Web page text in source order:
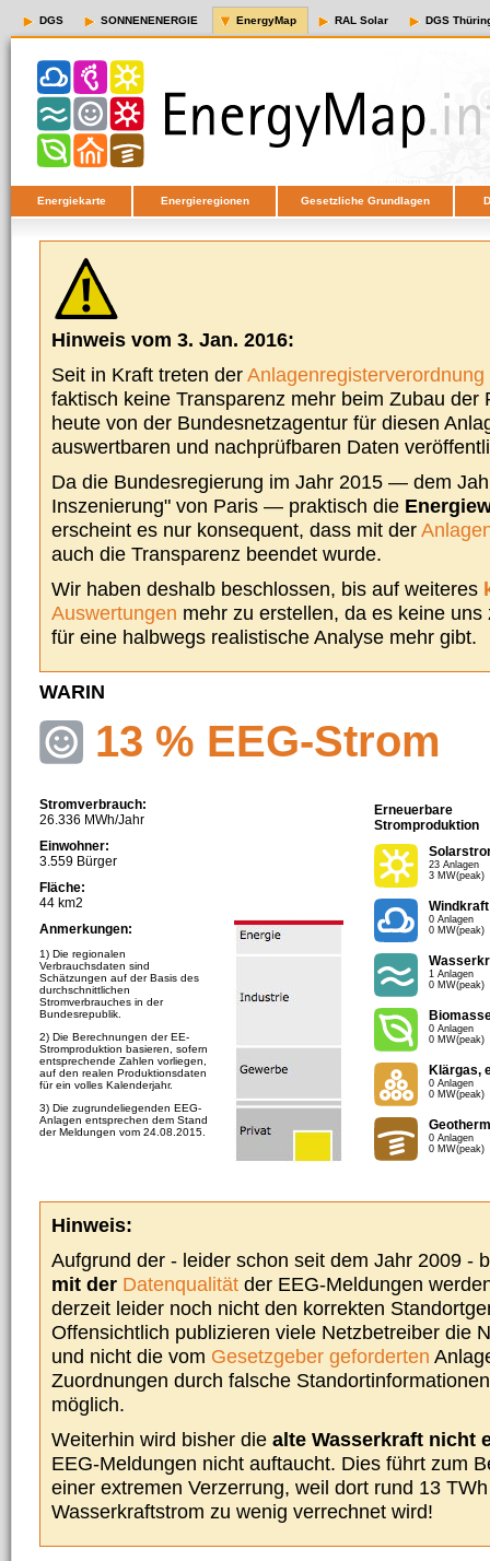
DGS SONNENENERGIE EnergyMap RAL Solar DGS
Energiekarte Energieregionen Gesetzliche Grundlagen
Hinweis vom 3. Jan. 2016:
Seit in Kraft treten derAnlagenregisterverordnung
faktisch keine Transparenz mehr beim Zubau der
heute von der Bundesnetzagentur für diesen
auswertbaren und nachprüfbaren Daten
Da die Bundesregierung im Jahr 2015 — dem
Inszenierung" von Paris — praktisch die
erscheint es nur konsequent, dass mit der
auch die Transparenz beendet wurde.
Wir haben deshalb beschlossen, bis auf weiteres
Auswertungen mehr zu erstellen, da es keine
für eine halbwegs realistische Analyse mehr gibt.
WARIN
13 % EEG-Strom
Stromverbrauch:
26.336 MWh/Jahr
Einwohner:
3.559 Bürger
Fläche:
44 km2
Anmerkungen:
1) Die regionalen
Verbrauchsdaten sind
Schätzungen auf der Basis des
durchschnittlichen
Stromverbrauches in der
Bundesrepublik.
2) Die Berechnungen der EE-
Stromproduktion basieren, sofern
entsprechende Zahlen vorliegen,
auf den realen Produktionsdaten
für ein volles Kalenderjahr.
3) Die zugrundeliegenden EEG-
Anlagen entsprechen dem Stand
der Meldungen vom 24.08.2015.
Erneuerbare
Stromproduktion
23 Anlagen
3 MW(peak)
Windkraft
0 Anlagen
0 MW(peak)
1 Anlagen
0 MW(peak)
0 Anlagen
0 MW(peak)
Klärgas,
0 Anlagen
0 MW(peak)
0 Anlagen
0 MW(peak)
Hinweis:
Aufgrund der - leider schon seit dem Jahr 2009 -
mit der Datenqualität der EEG-Meldungen
derzeit leider noch nicht den korrekten
Offensichtlich publizieren viele Netzbetreiber die
und nicht die vom Gesetzgeber geforderten
Zuordnungen durch falsche
möglich.
Weiterhin wird bisher die alte Wasserkraft nicht
EEG-Meldungen nicht auftaucht. Dies führt zum
einer extremen Verzerrung, weil dort rund 13
Wasserkraftstrom zu wenig verrechnet wird!